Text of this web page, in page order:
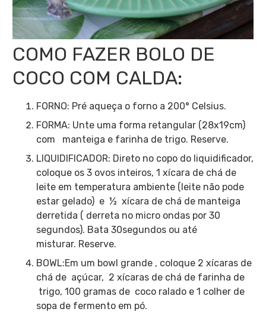
COMO FAZER BOLO DE
COCO COM CALDA:
FORNO: Pré aqueça o forno a 200° Celsius.
FORMA: Unte uma forma retangular (28x19cm)
com manteiga e farinha de trigo. Reserve.
LIQUIDIFICADOR: Direto no copo do liquidificador,
coloque os 3 ovos inteiros, 1 xícara de chá de
leite em temperatura ambiente (leite não pode
estar gelado) e ½ xícara de chá de manteiga
derretida ( derreta no micro ondas por 30
segundos). Bata 30segundos ou até
misturar. Reserve.
BOWL:Em um bowl grande , coloque 2 xícaras de
chá de açúcar, 2 xícaras de chá de farinha de
trigo, 100 gramas de coco ralado e 1 colher de
sopa de fermento em pó.